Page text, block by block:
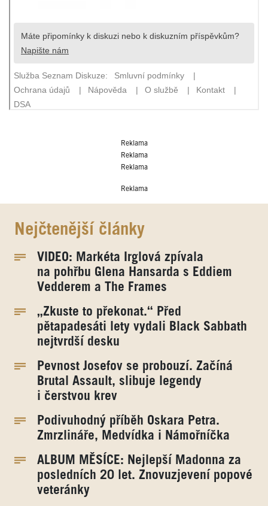
Reklama
Reklama
Reklama
Reklama
Nejčtenější články
VIDEO: Markéta Irglová zpívala
na pohřbu Glena Hansarda s Eddiem
Vedderem a The Frames
„Zkuste to překonat.“ Před
pětapadesáti lety vydali Black Sabbath
nejtvrdší desku
Pevnost Josefov se probouzí. Začíná
Brutal Assault, slibuje legendy
i čerstvou krev
Podivuhodný příběh Oskara Petra.
Zmrzlináře, Medvídka i Námořníčka
ALBUM MĚSÍCE: Nejlepší Madonna za
posledních 20 let. Znovuzjevení popové
veteránky